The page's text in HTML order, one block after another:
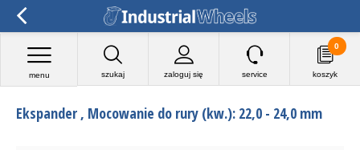
szukaj zaloguj się
menu service koszyk
0
Ekspander , Mocowanie do rury (kw.): 22,0 - 24,0 mm